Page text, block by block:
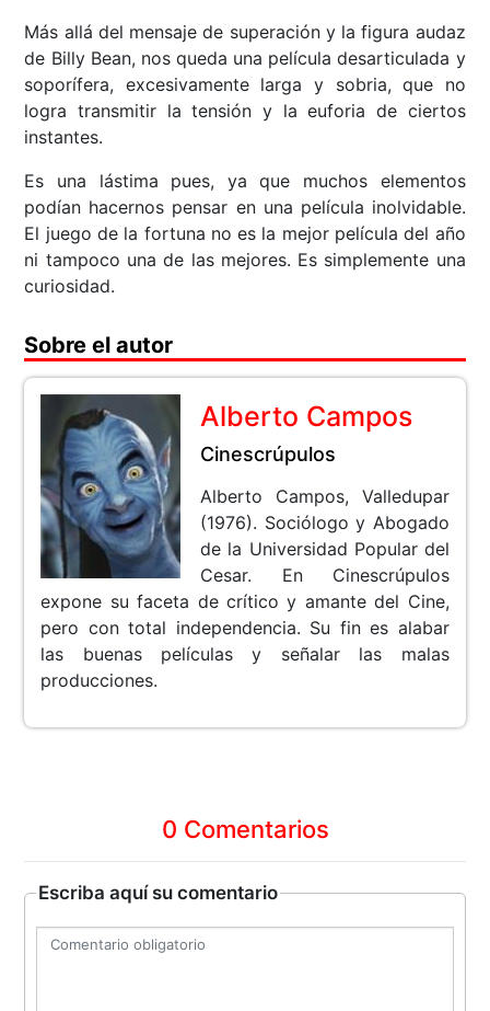
Más allá del mensaje de superación y la figura audaz
de Billy Bean, nos queda una película desarticulada y
soporífera, excesivamente larga y sobria, que no
logra transmitir la tensión y la euforia de ciertos
instantes.
Es una lástima pues, ya que muchos elementos
podían hacernos pensar en una película inolvidable.
El juego de la fortuna no es la mejor película del año
ni tampoco una de las mejores. Es simplemente una
curiosidad.
Sobre el autor
Alberto Campos
Cinescrúpulos
Alberto Campos, Valledupar
(1976). Sociólogo y Abogado
de la Universidad Popular del
Cesar. En Cinescrúpulos
expone su faceta de crítico y amante del Cine,
pero con total independencia. Su fin es alabar
las buenas películas y señalar las malas
producciones.
0 Comentarios
Escriba aquí su comentario